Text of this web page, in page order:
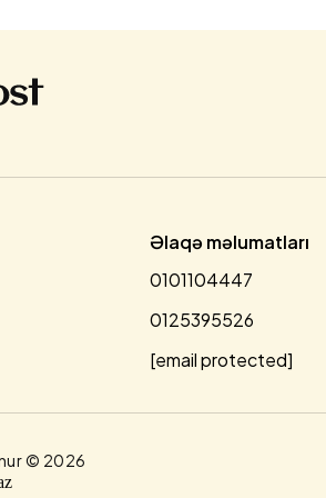
ya həlak olub, ya da itkin
amma o zaman da...
Əlaqə məlumatları
0101104447
0125395526
[email protected]
© 2026